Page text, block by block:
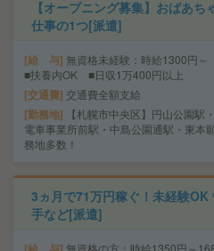
【オープニング募集】おばあ
仕事の1つ[派遣]
給 与 無資格未経験：時給1300円
■扶養内OK ■日収1万400円以上
交通費 交通費全額支給
勤務地
【札幌市中央区】円山公園駅
電車事業所前駅・中島公園通駅・東本
務地多数！
3ヵ月で71万円稼ぐ！未経験OK
手など[派遣]
無資格の方：時給1350円～